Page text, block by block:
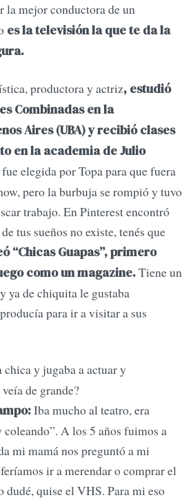
la mejor conductora de un
es la televisión la que te da la
productora y actriz, estudió
Combinadas en la
Aires (UBA) y recibió clases
en la academia de Julio
elegida por Topa para que fuera
pero la burbuja se rompió y tuvo
trabajo. En Pinterest encontró
tus sueños no existe, tenés que
“Chicas Guapas”, primero
como un magazine.Tiene un
ya de chiquita le gustaba
para ir a visitar a sus
chica y jugaba a actuar y
de grande?
Iba mucho al teatro, era
A los 5 años fuimos a
mi mamá nos preguntó a mi
ir a merendar o comprar el
dudé, quise el VHS. Para mi eso